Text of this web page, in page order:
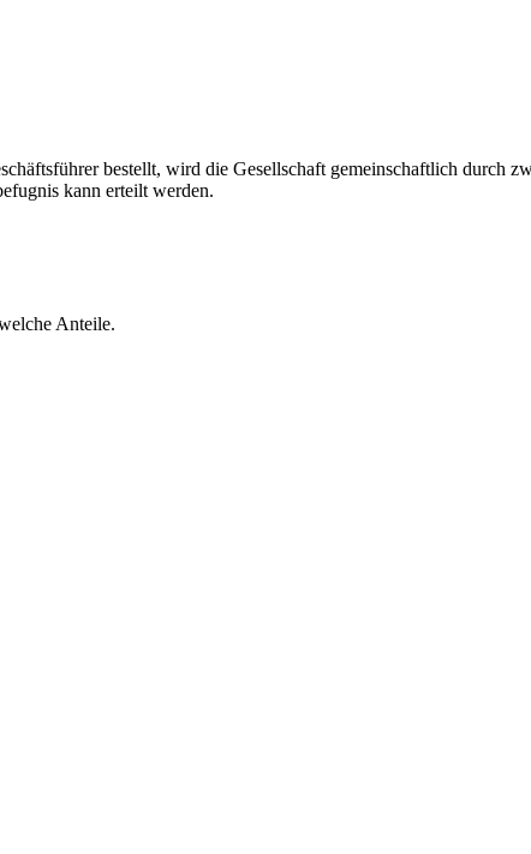
bestellt, wird die Gesellschaft gemeinschaftlich durch
kann erteilt werden.
Anteile.